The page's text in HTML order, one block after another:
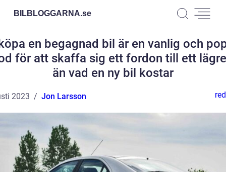
BILBLOGGARNA.se
en begagnad bil är en vanlig och
för att skaffa sig ett fordon till ett
än vad en ny bil kostar
2023 Jon Larsson